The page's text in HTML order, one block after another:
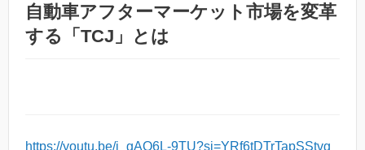
自動車アフターマーケット市場を変革
する「TCJ」とは
https://youtu.be/j_gAQ6L-9TU?si=YRf6tDTrTapSStvg